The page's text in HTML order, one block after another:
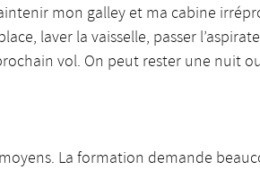
mon galley et ma cabine
laver la vaisselle, passer
vol. On peut rester une nuit
La formation demande